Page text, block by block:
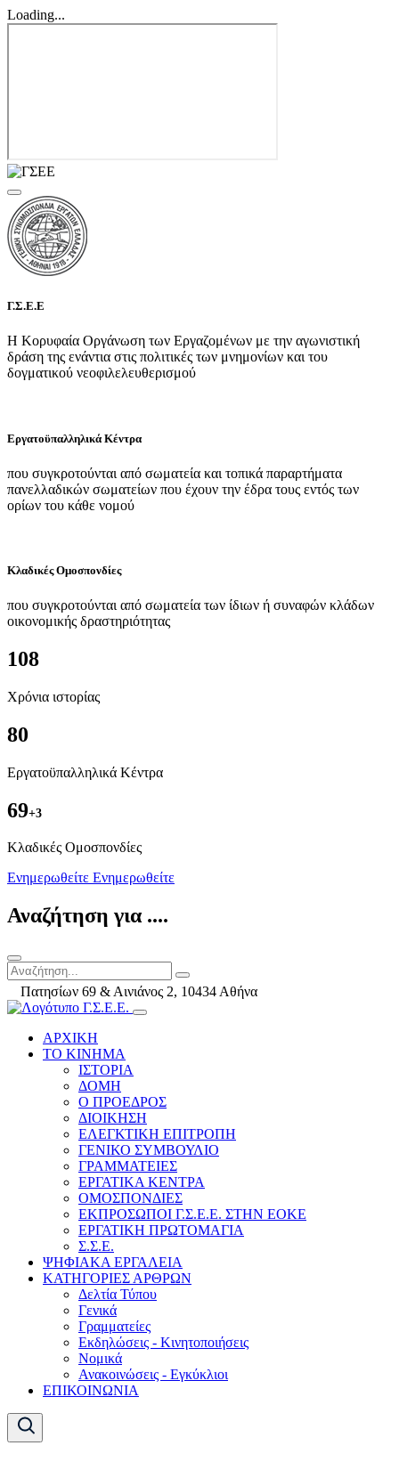
Loading...
Γ.Σ.Ε.Ε
Η Κορυφαία Οργάνωση των Εργαζομένων με την αγωνιστική
δράση της ενάντια στις πολιτικές των μνημονίων και του
δογματικού νεοφιλελευθερισμού
Εργατοϋπαλληλικά Κέντρα
που συγκροτούνται από σωματεία και τοπικά παραρτήματα
πανελλαδικών σωματείων που έχουν την έδρα τους εντός των
ορίων του κάθε νομού
Κλαδικές Ομοσπονδίες
που συγκροτούνται από σωματεία των ίδιων ή συναφών κλάδων
οικονομικής δραστηριότητας
108
Χρόνια ιστορίας
80
Εργατοϋπαλληλικά Κέντρα
69+3
Kλαδικές Ομοσπονδίες
Ενημερωθείτε Ενημερωθείτε
Αναζήτηση για ....
Πατησίων 69 & Αινιάνος 2, 10434 Αθήνα
ΑΡΧΙΚΗ
ΤΟ ΚΙΝΗΜΑ
ΙΣΤΟΡΙΑ
ΔΟΜΗ
Ο ΠΡΟΕΔΡΟΣ
ΔΙΟΙΚΗΣΗ
ΕΛΕΓΚΤΙΚΗ ΕΠΙΤΡΟΠΗ
ΓΕΝΙΚΟ ΣΥΜΒΟΥΛΙΟ
ΓΡΑΜΜΑΤΕΙΕΣ
ΕΡΓΑΤΙΚΑ ΚΕΝΤΡΑ
ΟΜΟΣΠΟΝΔΙΕΣ
ΕΚΠΡΟΣΩΠΟΙ Γ.Σ.Ε.Ε. ΣΤΗΝ ΕΟΚΕ
ΕΡΓΑΤΙΚΗ ΠΡΩΤΟΜΑΓΙΑ
Σ.Σ.Ε.
ΨΗΦΙΑΚΑ ΕΡΓΑΛΕΙΑ
ΚΑΤΗΓΟΡΙΕΣ ΑΡΘΡΩΝ
Δελτία Τύπου
Γενικά
Γραμματείες
Εκδηλώσεις - Κινητοποιήσεις
Νομικά
Ανακοινώσεις - Εγκύκλιοι
ΕΠΙΚΟΙΝΩΝΙΑ